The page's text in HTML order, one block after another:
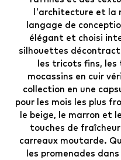
l'architecture et la
langage de
élégant et choisi
silhouettes
les tricots fins,
mocassins en cuir
collection en une
pour les mois les plus
le beige, le marron et
touches de
carreaux moutarde.
les promenades